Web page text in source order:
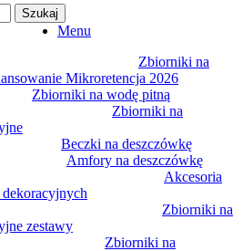
Szukaj
Menu
Zbiorniki na
Mikroretencja 2026
Zbiorniki na wodę pitną
Zbiorniki na
Beczki na deszczówkę
Amfory na deszczówkę
Akcesoria
Zbiorniki na
zestawy
Zbiorniki na